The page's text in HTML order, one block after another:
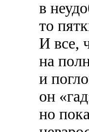
в
то
И все,
на
и
он
но